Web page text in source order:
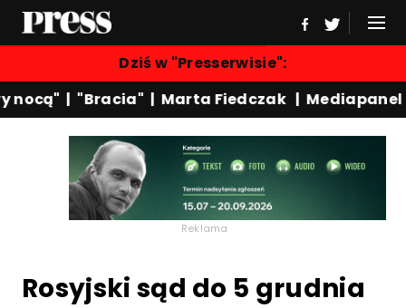
Dziś w "Presserwisie":
|"Bracia"| Marta Fiedczak|Mediapanel|
Reklama
Rosyjski sąd do 5 grudnia